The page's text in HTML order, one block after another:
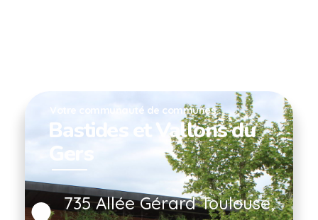
Votre communauté de communes
Bastides et Vallons du
Gers
735 Allée Gérard Toulouse,